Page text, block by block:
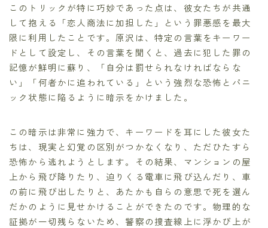
このトリックが特に巧妙であった点は、彼女たちが共通
して抱える「恋人商法に加担した」という罪悪感を最大
限に利用したことです。原沢は、特定の言葉をキーワー
ドとして設定し、その言葉を聞くと、過去に犯した罪の
記憶が鮮明に蘇り、「自分は罰せられなければならな
い」「何者かに追われている」という強烈な恐怖とパニ
ック状態に陥るように暗示をかけました。
この暗示は非常に強力で、キーワードを耳にした彼女た
ちは、現実と幻覚の区別がつかなくなり、ただひたすら
恐怖から逃れようとします。その結果、マンションの屋
上から飛び降りたり、迫りくる電車に飛び込んだり、車
の前に飛び出したりと、あたかも自らの意思で死を選ん
だかのように見せかけることができたのです。物理的な
証拠が一切残らないため、警察の捜査線上に浮かび上が